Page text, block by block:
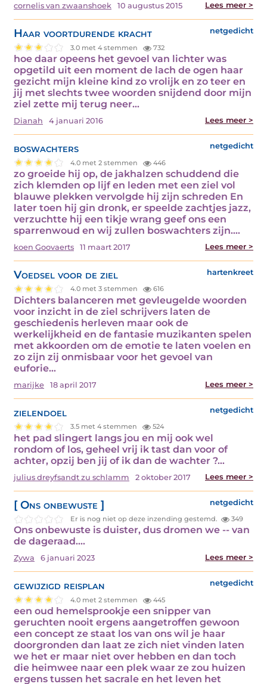
cornelis van zwaanshoek 10 augustus 2015 Lees meer >
Haar voortdurende kracht netgedicht
3.0 met 4 stemmen 732
hoe daar opeens het gevoel van lichter was
opgetild uit een moment de lach de ogen haar
gezicht mijn kleine kind zo vrolijk en zo teer en
jij met slechts twee woorden snijdend door mijn
ziel zette mij terug neer…
Dianah 4 januari 2016 Lees meer >
boswachters netgedicht
4.0 met 2 stemmen 446
zo groeide hij op, de jakhalzen schuddend die
zich klemden op lijf en leden met een ziel vol
blauwe plekken vervolgde hij zijn schreden En
later toen hij gin dronk, er speelde zachtjes jazz,
verzuchtte hij een tikje wrang geef ons een
sparrenwoud en wij zullen boswachters zijn.…
koen Goovaerts 11 maart 2017 Lees meer >
Voedsel voor de ziel hartenkreet
4.0 met 3 stemmen 616
Dichters balanceren met gevleugelde woorden
voor inzicht in de ziel schrijvers laten de
geschiedenis herleven maar ook de
werkelijkheid en de fantasie muzikanten spelen
met akkoorden om de emotie te laten voelen en
zo zijn zij onmisbaar voor het gevoel van
euforie…
marijke 18 april 2017 Lees meer >
zielendoel netgedicht
3.5 met 4 stemmen 524
het pad slingert langs jou en mij ook wel
rondom of los, geheel vrij ik tast dan voor of
achter, opzij ben jij of ik dan de wachter ?…
julius dreyfsandt zu schlamm 2 oktober 2017 Lees meer >
[ Ons onbewuste ] netgedicht
Er is nog niet op deze inzending gestemd. 349
Ons onbewuste is duister, dus dromen we -- van
de dageraad.…
Zywa 6 januari 2023 Lees meer >
gewijzigd reisplan netgedicht
4.0 met 2 stemmen 445
een oud hemelsprookje een snipper van
geruchten nooit ergens aangetroffen gewoon
een concept ze staat los van ons wil je haar
doorgronden dan laat ze zich niet vinden laten
we het er maar niet over hebben en dan toch
die heimwee naar een plek waar ze zou huizen
ergens tussen het sacrale en het leven het